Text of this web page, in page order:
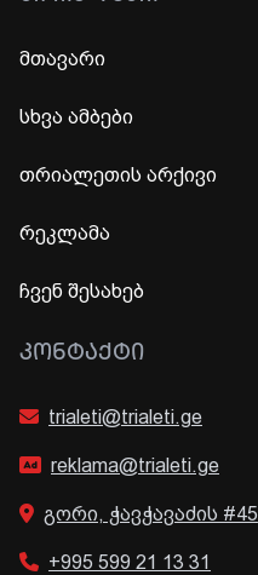
მთავარი
სხვა ამბები
თრიალეთის არქივი
რეკლამა
ჩვენ შესახებ
ᲙᲝᲜᲢᲐᲥᲢᲘ
trialeti@trialeti.ge
reklama@trialeti.ge
გორი, ჭავჭავაძის #45
+995 599 21 13 31